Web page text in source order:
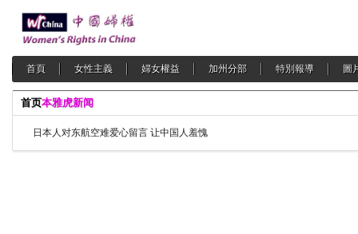
首頁 女性主義 婦女權益 加州分部 特別報導 圖
首页本雅虎新闻
日本人对东航空难爱心留言 让中国人羞愧